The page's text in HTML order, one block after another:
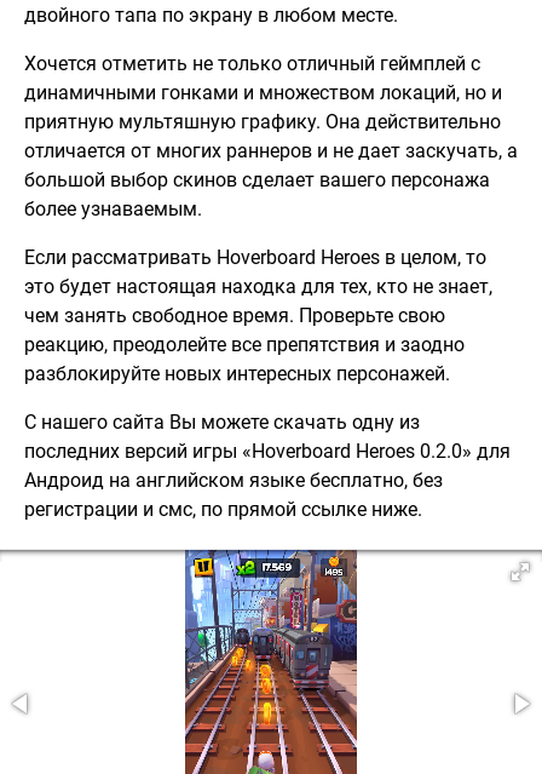
двойного тапа по экрану в любом месте.
Хочется отметить не только отличный геймплей с
динамичными гонками и множеством локаций, но и
приятную мультяшную графику. Она действительно
отличается от многих раннеров и не дает заскучать, а
большой выбор скинов сделает вашего персонажа
более узнаваемым.
Если рассматривать Hoverboard Heroes в целом, то
это будет настоящая находка для тех, кто не знает,
чем занять свободное время. Проверьте свою
реакцию, преодолейте все препятствия и заодно
разблокируйте новых интересных персонажей.
С нашего сайта Вы можете скачать одну из
последних версий игры «Hoverboard Heroes 0.2.0» для
Андроид на английском языке бесплатно, без
регистрации и смс, по прямой ссылке ниже.